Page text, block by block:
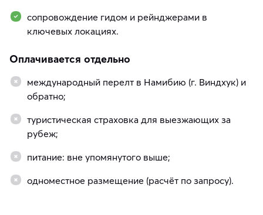
сопровождение гидом и рейнджерами в
ключевых локациях.
Оплачивается отдельно
международный перелт в Намибию (г. Виндхук) и
обратно;
туристическая страховка для выезжающих за
рубеж;
питание: вне упомянутого выше;
одноместное размещение (расчёт по запросу).